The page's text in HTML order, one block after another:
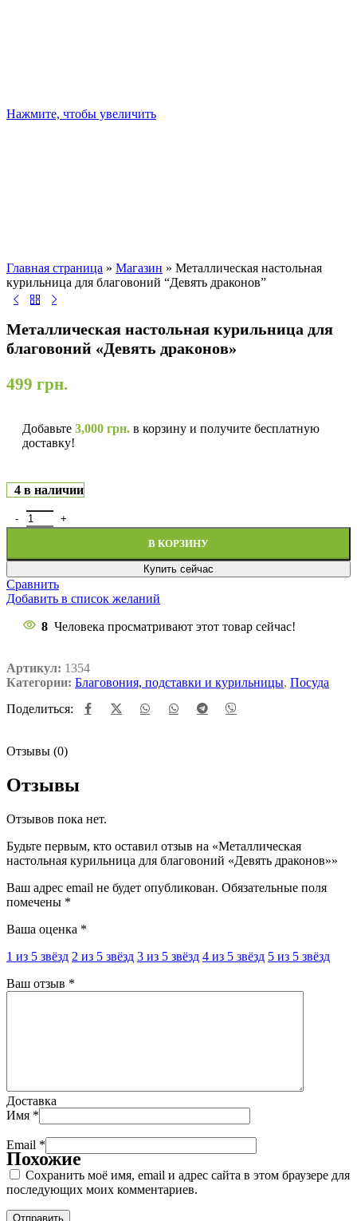
Нажмите, чтобы увеличить
Главная страница » Магазин » Металлическая настольная
курильница для благовоний “Девять драконов”
Металлическая настольная курильница для
благовоний «Девять драконов»
499 грн.
Добавьте 3,000 грн. в корзину и получите бесплатную
доставку!
4 в наличии
В КОРЗИНУ
Купить сейчас
Сравнить
Добавить в список желаний
8 Человека просматривают этот товар сейчас!
Артикул: 1354
Категории: Благовония, подставки и курильницы, Посуда
Поделиться:
Отзывы (0)
Отзывы
Отзывов пока нет.
Будьте первым, кто оставил отзыв на «Металлическая
настольная курильница для благовоний «Девять драконов»»
Ваш адрес email не будет опубликован. Обязательные поля
помечены *
Ваша оценка *
1 из 5 звёзд 2 из 5 звёзд 3 из 5 звёзд 4 из 5 звёзд 5 из 5 звёзд
Ваш отзыв *
Имя *
Email *
Сохранить моё имя, email и адрес сайта в этом браузере для
последующих моих комментариев.
Доставка
Похожие